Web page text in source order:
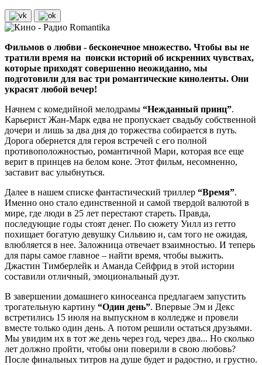
Фильмов о любви - бесконечное множество. Чтобы вы не
тратили время на поиски историй об искренних чувствах,
которые приходят совершенно неожиданно, мы
подготовили для вас три романтические киноленты. Они
украсят любой вечер!
Начнем с комедийной мелодрамы “Нежданный принц”.
Карьерист Жан-Марк едва не пропускает свадьбу собственной
дочери и лишь за два дня до торжества собирается в путь.
Дорога обернется для героя встречей с его полной
противоположностью, романтичной Мари, которая все еще
верит в принцев на белом коне. Этот фильм, несомненно,
заставит вас улыбнуться.
Далее в нашем списке фантастический триллер “Время”.
Именно оно стало единственной и самой твердой валютой в
мире, где люди в 25 лет перестают стареть. Правда,
последующие годы стоят денег. По сюжету Уилл из гетто
похищает богатую девушку Сильвию и, сам того не ожидая,
влюбляется в нее. Заложница отвечает взаимностью. И теперь
для пары самое главное – найти время, чтобы выжить.
Джастин Тимберлейк и Аманда Сейфрид в этой истории
составили отличный, эмоциональный дуэт.
В завершении домашнего киносеанса предлагаем запустить
трогательную картину “Один день”. Впервые Эм и Декс
встретились 15 июля на выпускном в колледже и провели
вместе только один день. А потом решили остаться друзьями.
Мы увидим их в тот же день через год, через два... Но сколько
лет должно пройти, чтобы они поверили в свою любовь?
После финальных титров на душе будет и радостно, и грустно.